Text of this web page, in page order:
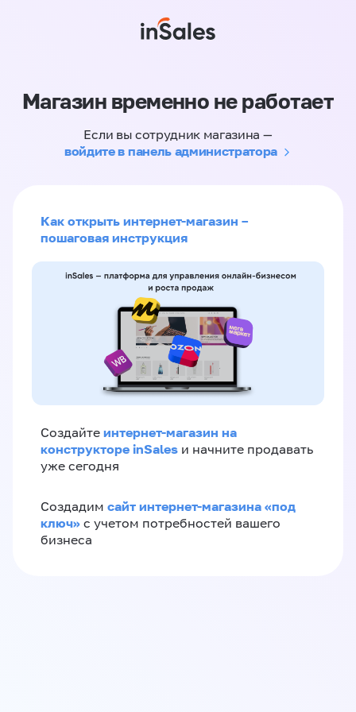
Магазин временно не работает
Если вы сотрудник магазина —
войдите в панель администратора
Как открыть интернет-магазин –
пошаговая инструкция
Создайте интернет-магазин на
конструкторе inSales и начните продавать
уже сегодня
Создадим сайт интернет-магазина «под
ключ» с учетом потребностей вашего
бизнеса